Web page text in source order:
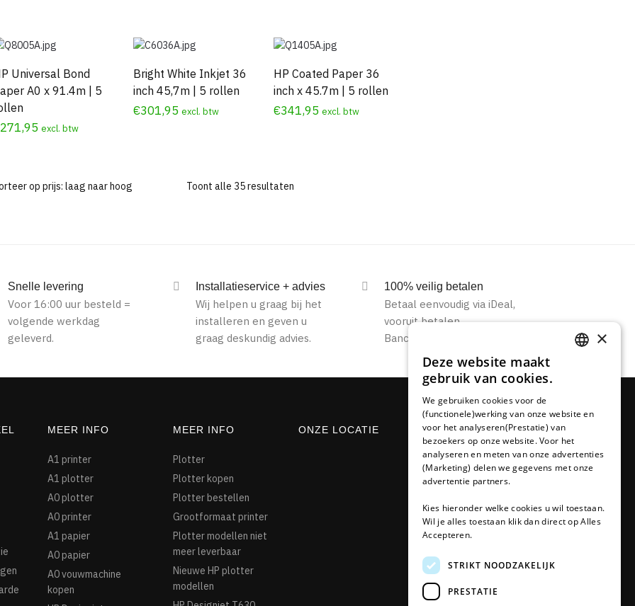
Universal Bond
A0 x 91.4m | 5
271,95 excl. btw
Bright White Inkjet 36
inch 45,7m | 5 rollen
€301,95 excl. btw
HP Coated Paper 36
inch x 45.7m | 5 rollen
€341,95 excl. btw
Toont alle 35 resultaten
Snelle levering
Voor 16:00 uur besteld =
volgende werkdag
geleverd.
Installatieservice + advies
Wij helpen u graag bij het
installeren en geven u
graag deskundig advies.
100% veilig betalen
Betaal eenvoudig via iDeal,
vooruit betalen,
Bancontact of op rekening.
MEER INFO
A1 printer
A1 plotter
A0 plotter
A0 printer
A1 papier
A0 papier
A0 vouwmachine
kopen
MEER INFO
Plotter
Plotter kopen
Plotter bestellen
Grootformaat printer
Plotter modellen niet
meer leverbaar
Nieuwe HP plotter
modellen
ONZE LOCATIE CONTACT
Udenseweg 8B
5405 PA Uden
info(@)plotterwinkel.
nl
Tel. 0492-325963
Btw:
NL857053759B01
GERMAN
×
Deze website maakt
gebruik van cookies.
We gebruiken cookies voor de
(functionele)werking van onze website en
voor het analyseren(Prestatie) van
bezoekers op onze website. Voor het
analyseren en meten van onze advertenties
(Marketing) delen we gegevens met onze
advertentie partners.
Kies hieronder welke cookies u wil toestaan.
Wil je alles toestaan klik dan direct op Alles
Accepteren.
STRIKT NOODZAKELIJK
PRESTATIE